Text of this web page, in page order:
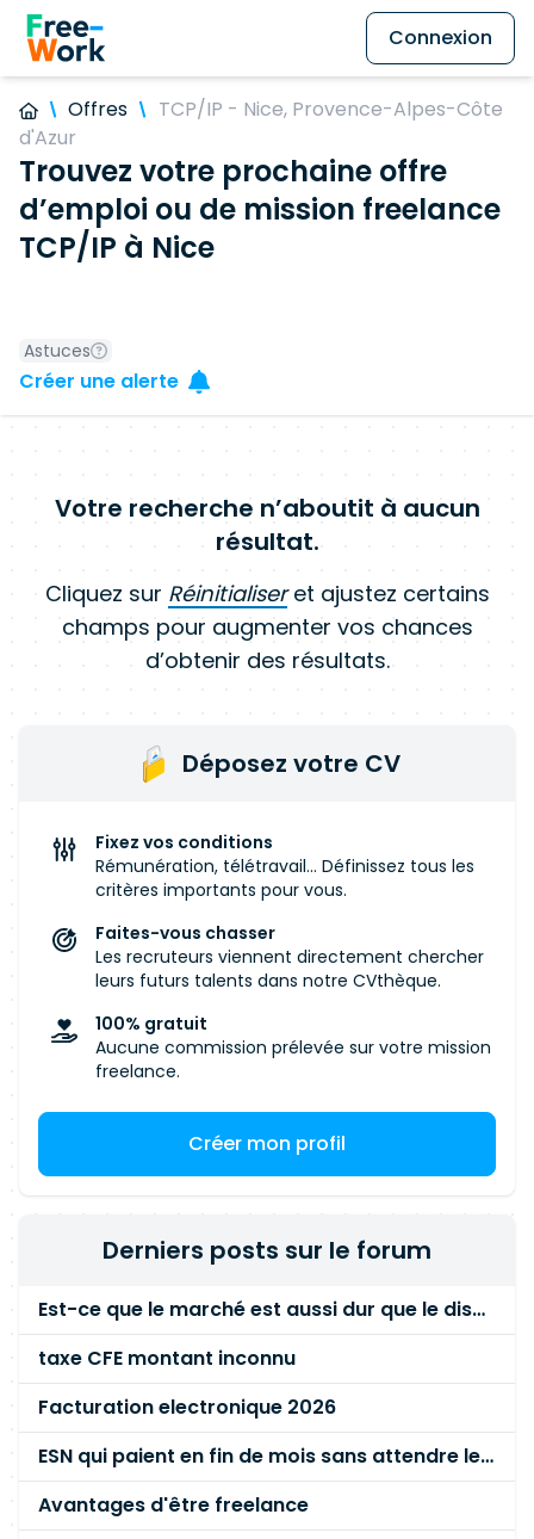
Connexion
Offres
TCP/IP - Nice, Provence-Alpes-Côte
d'Azur
Trouvez votre prochaine offre
d’emploi ou de mission freelance
TCP/IP à Nice
Astuces
Créer une alerte
Votre recherche n’aboutit à aucun
résultat.
Cliquez sur Réinitialiseret ajustez certains
champs pour augmenter vos chances
d’obtenir des résultats.
Déposez votre CV
Fixez vos conditions
Rémunération, télétravail... Définissez tous les
critères importants pour vous.
Faites-vous chasser
Les recruteurs viennent directement chercher
leurs futurs talents dans notre CVthèque.
100% gratuit
Aucune commission prélevée sur votre mission
freelance.
Créer mon profil
Derniers posts sur le forum
Est-ce que le marché est aussi dur que le disent les commerciaux ?
taxe CFE montant inconnu
Facturation electronique 2026
ESN qui paient en fin de mois sans attendre le paiement client ?
Avantages d'être freelance